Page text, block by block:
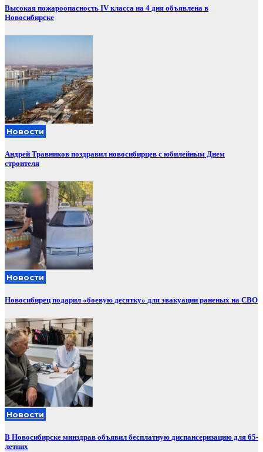
Высокая пожароопасность IV класса на 4 дня объявлена в
Новосибирске
Новости
Андрей Травников поздравил новосибирцев с юбилейным Днем
строителя
Новости
Новосибирец подарил «боевую десятку» для эвакуации раненых на СВО
Новости
В Новосибирске минздрав объявил бесплатную диспансеризацию для 65-
летних